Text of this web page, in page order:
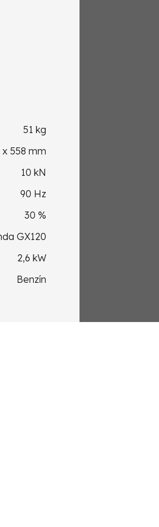
51 kg
x 558 mm
10 kN
90 Hz
30 %
GX120
2,6 kW
Benzín